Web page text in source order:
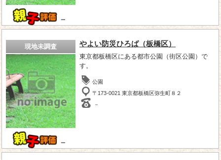
－
現地未調査
－
やよい防災ひろば（板橋区）
東京都板橋区にある都市公園（街区公園）で
す。
公園
〒173-0021 東京都板橋区弥生町８２
－